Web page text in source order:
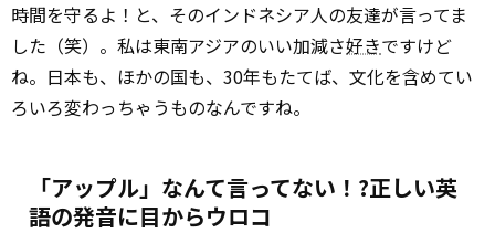
時間を守るよ！と、そのインドネシア人の友達が言ってま
した（笑）。私は東南アジアのいい加減さ好きですけど
ね。日本も、ほかの国も、30年もたてば、文化を含めてい
ろいろ変わっちゃうものなんですね。
「アップル」なんて言ってない！?正しい英
語の発音に目からウロコ